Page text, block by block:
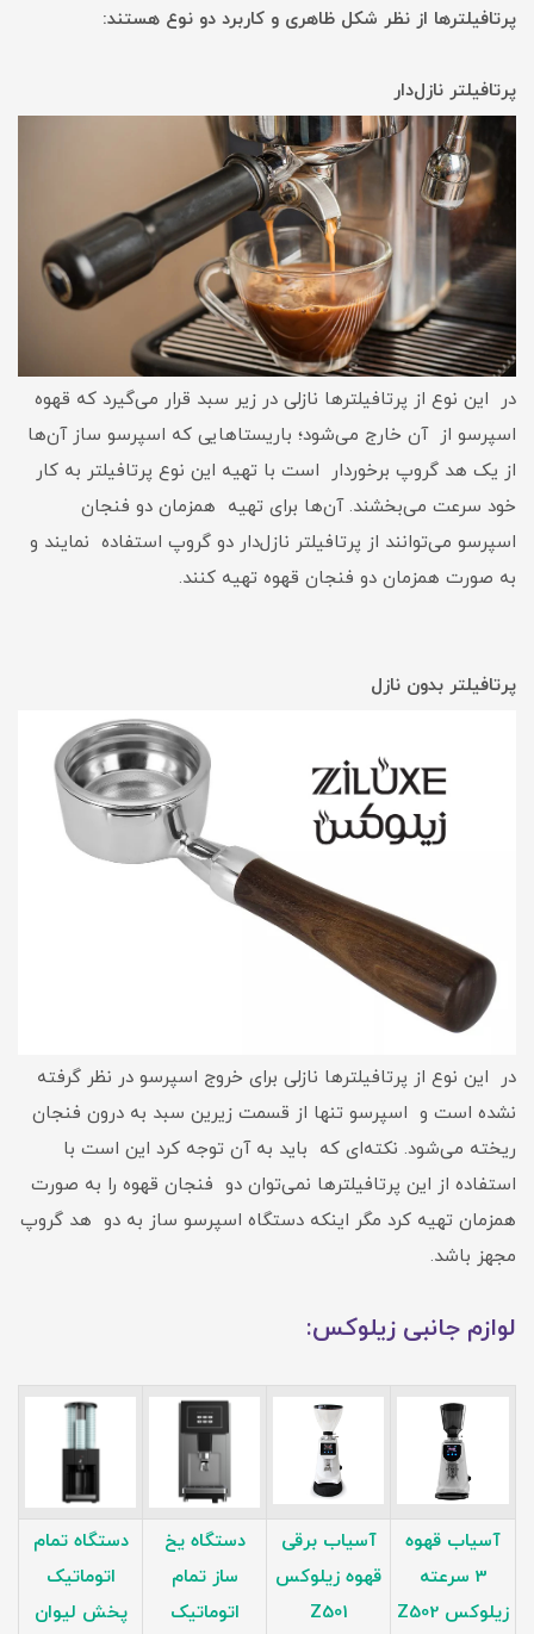
پرتافیلترها از نظر شکل ظاهری و کاربرد دو نوع هستند:
پرتافیلتر نازل‌دار
در این نوع از پرتافیلترها نازلی در زیر سبد قرار می‌گیرد که قهوه
اسپرسو از آن خارج می‌شود؛ باریستاهایی که اسپرسو ساز آن‌ها
از یک هد گروپ برخوردار است با تهیه این نوع پرتافیلتر به کار
خود سرعت می‌بخشند. آن‌ها برای تهیه همزمان دو فنجان
اسپرسو می‌توانند از پرتافیلتر نازل‌دار دو گروپ استفاده نمایند و
به صورت همزمان دو فنجان قهوه تهیه کنند.
پرتافیلتر بدون نازل
در این نوع از پرتافیلترها نازلی برای خروج اسپرسو در نظر گرفته
نشده است و اسپرسو تنها از قسمت زیرین سبد به درون فنجان
ریخته می‌شود. نکته‌ای که باید به آن توجه کرد این است با
استفاده از این پرتافیلترها نمی‌توان دو فنجان قهوه را به صورت
همزمان تهیه کرد مگر اینکه دستگاه اسپرسو ساز به دو هد گروپ
مجهز باشد.
لوازم جانبی زیلوکس:
آسیاب قهوه
3 سرعته
زیلوکس Z502
آسیاب برقی
قهوه زیلوکس
Z501
دستگاه یخ
ساز تمام
اتوماتیک
دستگاه تمام
اتوماتیک
پخش لیوان